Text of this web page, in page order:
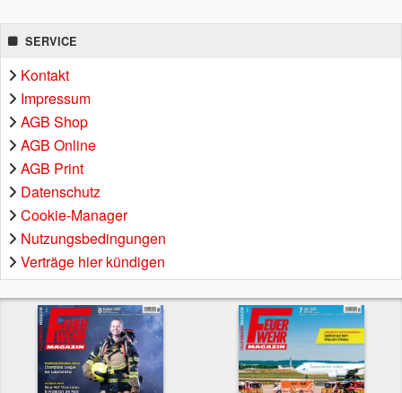
SERVICE
Kontakt
Impressum
AGB Shop
AGB Online
AGB Print
Datenschutz
Cookie-Manager
Nutzungsbedingungen
Verträge hier kündigen